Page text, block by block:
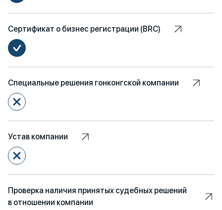
Сертификат о бизнес регистрации (BRC)
Специальные решения гонконгской компании
Устав компании
Проверка наличия принятых судебных решений
в отношении компании